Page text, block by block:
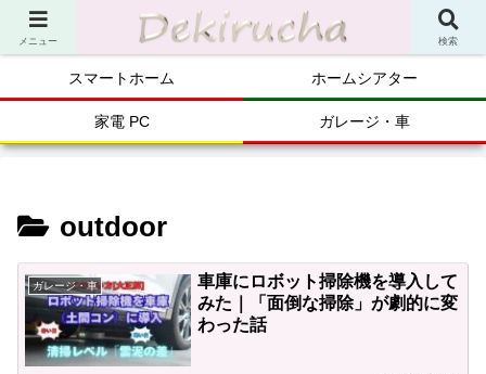
スマートホーム ホームシアター
家電 PC ガレージ・車
outdoor
ガレージ・車
車庫にロボット掃除機を導入して
みた｜「面倒な掃除」が劇的に変
わった話
メニュー 検索